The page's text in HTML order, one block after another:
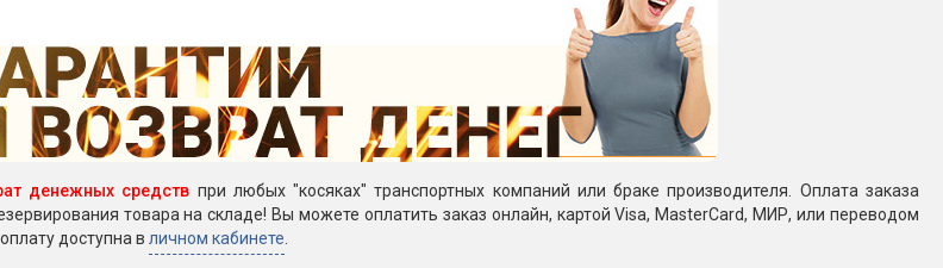
денежных средств при любых "косяках" транспортных компаний или браке производителя. Оплата заказа
товара на складе! Вы можете оплатить заказ онлайн, картой Visa, MasterCard, МИР, или переводом
доступна в личном кабинете